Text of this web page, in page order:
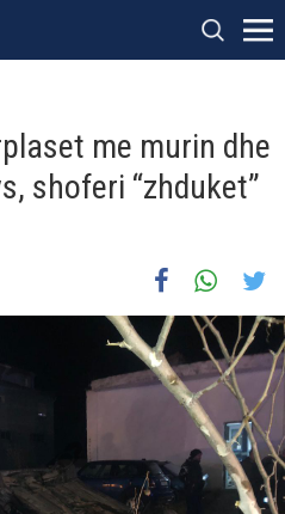
me murin dhe
shoferi “zhduket”